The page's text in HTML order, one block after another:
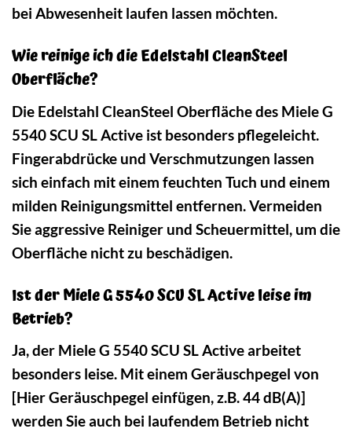
bei Abwesenheit laufen lassen möchten.
Wie reinige ich die Edelstahl CleanSteel
Oberfläche?
Die Edelstahl CleanSteel Oberfläche des Miele G
5540 SCU SL Active ist besonders pflegeleicht.
Fingerabdrücke und Verschmutzungen lassen
sich einfach mit einem feuchten Tuch und einem
milden Reinigungsmittel entfernen. Vermeiden
Sie aggressive Reiniger und Scheuermittel, um die
Oberfläche nicht zu beschädigen.
Ist der Miele G 5540 SCU SL Active leise im
Betrieb?
Ja, der Miele G 5540 SCU SL Active arbeitet
besonders leise. Mit einem Geräuschpegel von
[Hier Geräuschpegel einfügen, z.B. 44 dB(A)]
werden Sie auch bei laufendem Betrieb nicht